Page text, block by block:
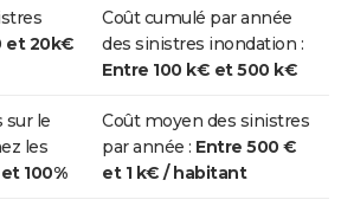
et 20k€
Coût cumulé par année
des sinistres inondation :
Entre 100 k€ et 500 k€
sur le
les
100%
Coût moyen des sinistres
par année : Entre 500 €
et 1 k€ / habitant